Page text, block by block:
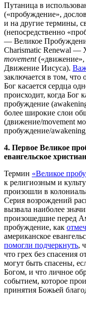
Путаница в
(«пробуждение»,
и на другие термины,
(непосредственно
— Великое
Charismatic Renewal —
movement(«движение»,
Движение Иисуса).
заключается в том, что
Бог касается сердца
происходит, когда Бог
пробуждение
более широкие слои
(движение/movement
пробуждение/
4. Первое Великое
евангельское
Термин «Великое
к религиозным и
произошли в
Серия возрождений
вызвала наиболее
произошедшие перед
пробуждение, как
американское
помогли подчеркнуть,
что грех без спасения
могут быть спасены,
Богом, и что личное
событием, которое
принятия Божьей